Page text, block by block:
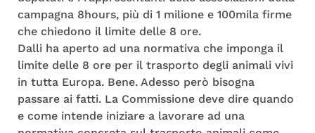
campagna 8hours, più di 1 milione e 100mila firme
che chiedono il limite delle 8 ore.
Dalli ha aperto ad una normativa che imponga il
limite delle 8 ore per il trasporto degli animali vivi
in tutta Europa. Bene. Adesso però bisogna
passare ai fatti. La Commissione deve dire quando
e come intende iniziare a lavorare ad una